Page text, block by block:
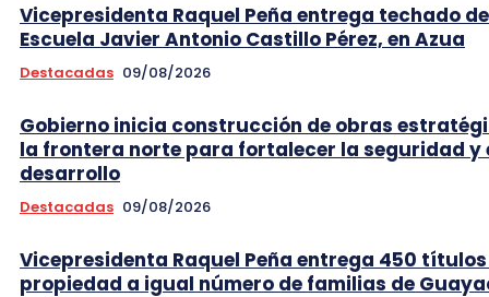
Vicepresidenta Raquel Peña entrega techado
Escuela Javier Antonio Castillo Pérez, en Azua
Destacadas 09/08/2026
Gobierno inicia construcción de obras
la frontera norte para fortalecer la seguridad y
desarrollo
Destacadas 09/08/2026
Vicepresidenta Raquel Peña entrega 450
propiedad a igual número de familias de